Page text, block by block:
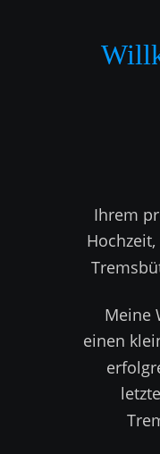
Ihrem
Meine
einen